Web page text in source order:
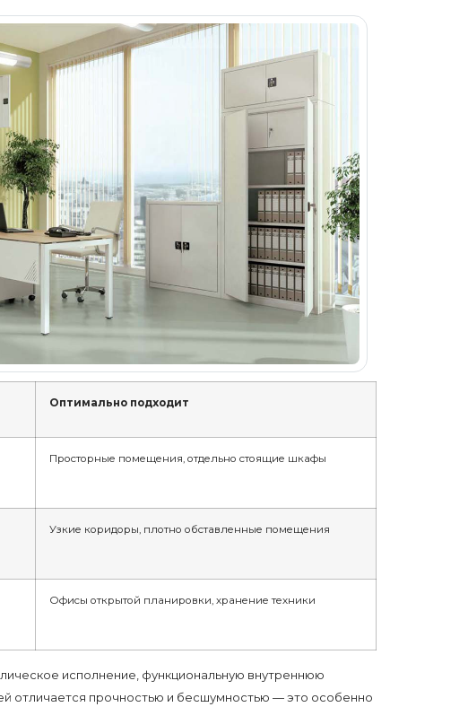
Оптимально подходит
Просторные помещения, отдельно стоящие шкафы
Узкие коридоры, плотно обставленные помещения
Офисы открытой планировки, хранение техники
исполнение, функциональную внутреннюю
отличается прочностью и бесшумностью — это особенно